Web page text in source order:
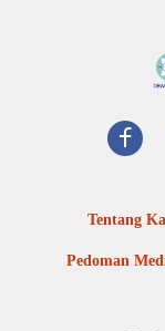
Tentang
Pedoman